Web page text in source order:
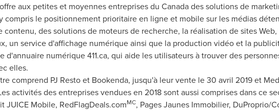
aux petites et moyennes entreprises du Canadades solutions de
compris le positionnement prioritaire en ligne et mobile sur les médias
contenu, des solutions de moteurs de recherche, la réalisation de sites
un service d'affichage numérique ainsi que la production vidéo et la
d'annuaire numérique 411.ca, qui aide les utilisateurs à trouver des
elles.
comprend PJ Resto et Bookenda, jusqu'à leur vente le 30 avril 2019 et
activités des entreprises vendues en 2018 sont aussi comprises dans ce
JUICE Mobile, RedFlagDeals.comMC, Pages Jaunes Immobilier, DuProprio/